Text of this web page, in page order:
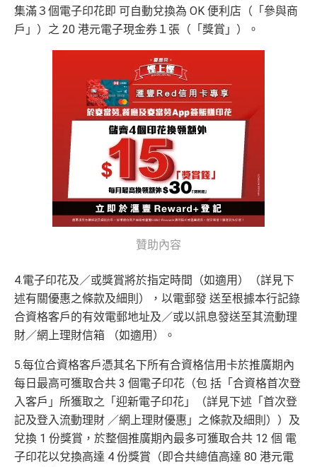
集滿３個電子印花即 可自動兌換為 OK 便利店（「參與商
戶」）之 20 港元電子現金券１張（「獎賞」）。
贊助內容
4.電子印花及／或獎賞將於指定時間（如適用）（詳見下
述有關優惠之條款及細則），以電郵發 送至根據本行記錄
合資格客戶的有效電郵地址及／或以訊息發送至其流動理
財／網上理財信箱 （如適用）。
5.每位合資格客戶憑其名下所有合資格信用卡於推廣期內
每日最高可獲取合共 3 個電子印花（包 括「合資格首次登
入客戶」所獲取之「迎新電子印花」（詳見下述「首次登
記及登入流動理財 ／網上理財優惠」之條款及細則））及
兌換 1 份獎賞，於整個推廣期內最多可獲取合共 12 個 電
子印花以兌換高達 4 份獎賞（即合共總值高達 80 港元電